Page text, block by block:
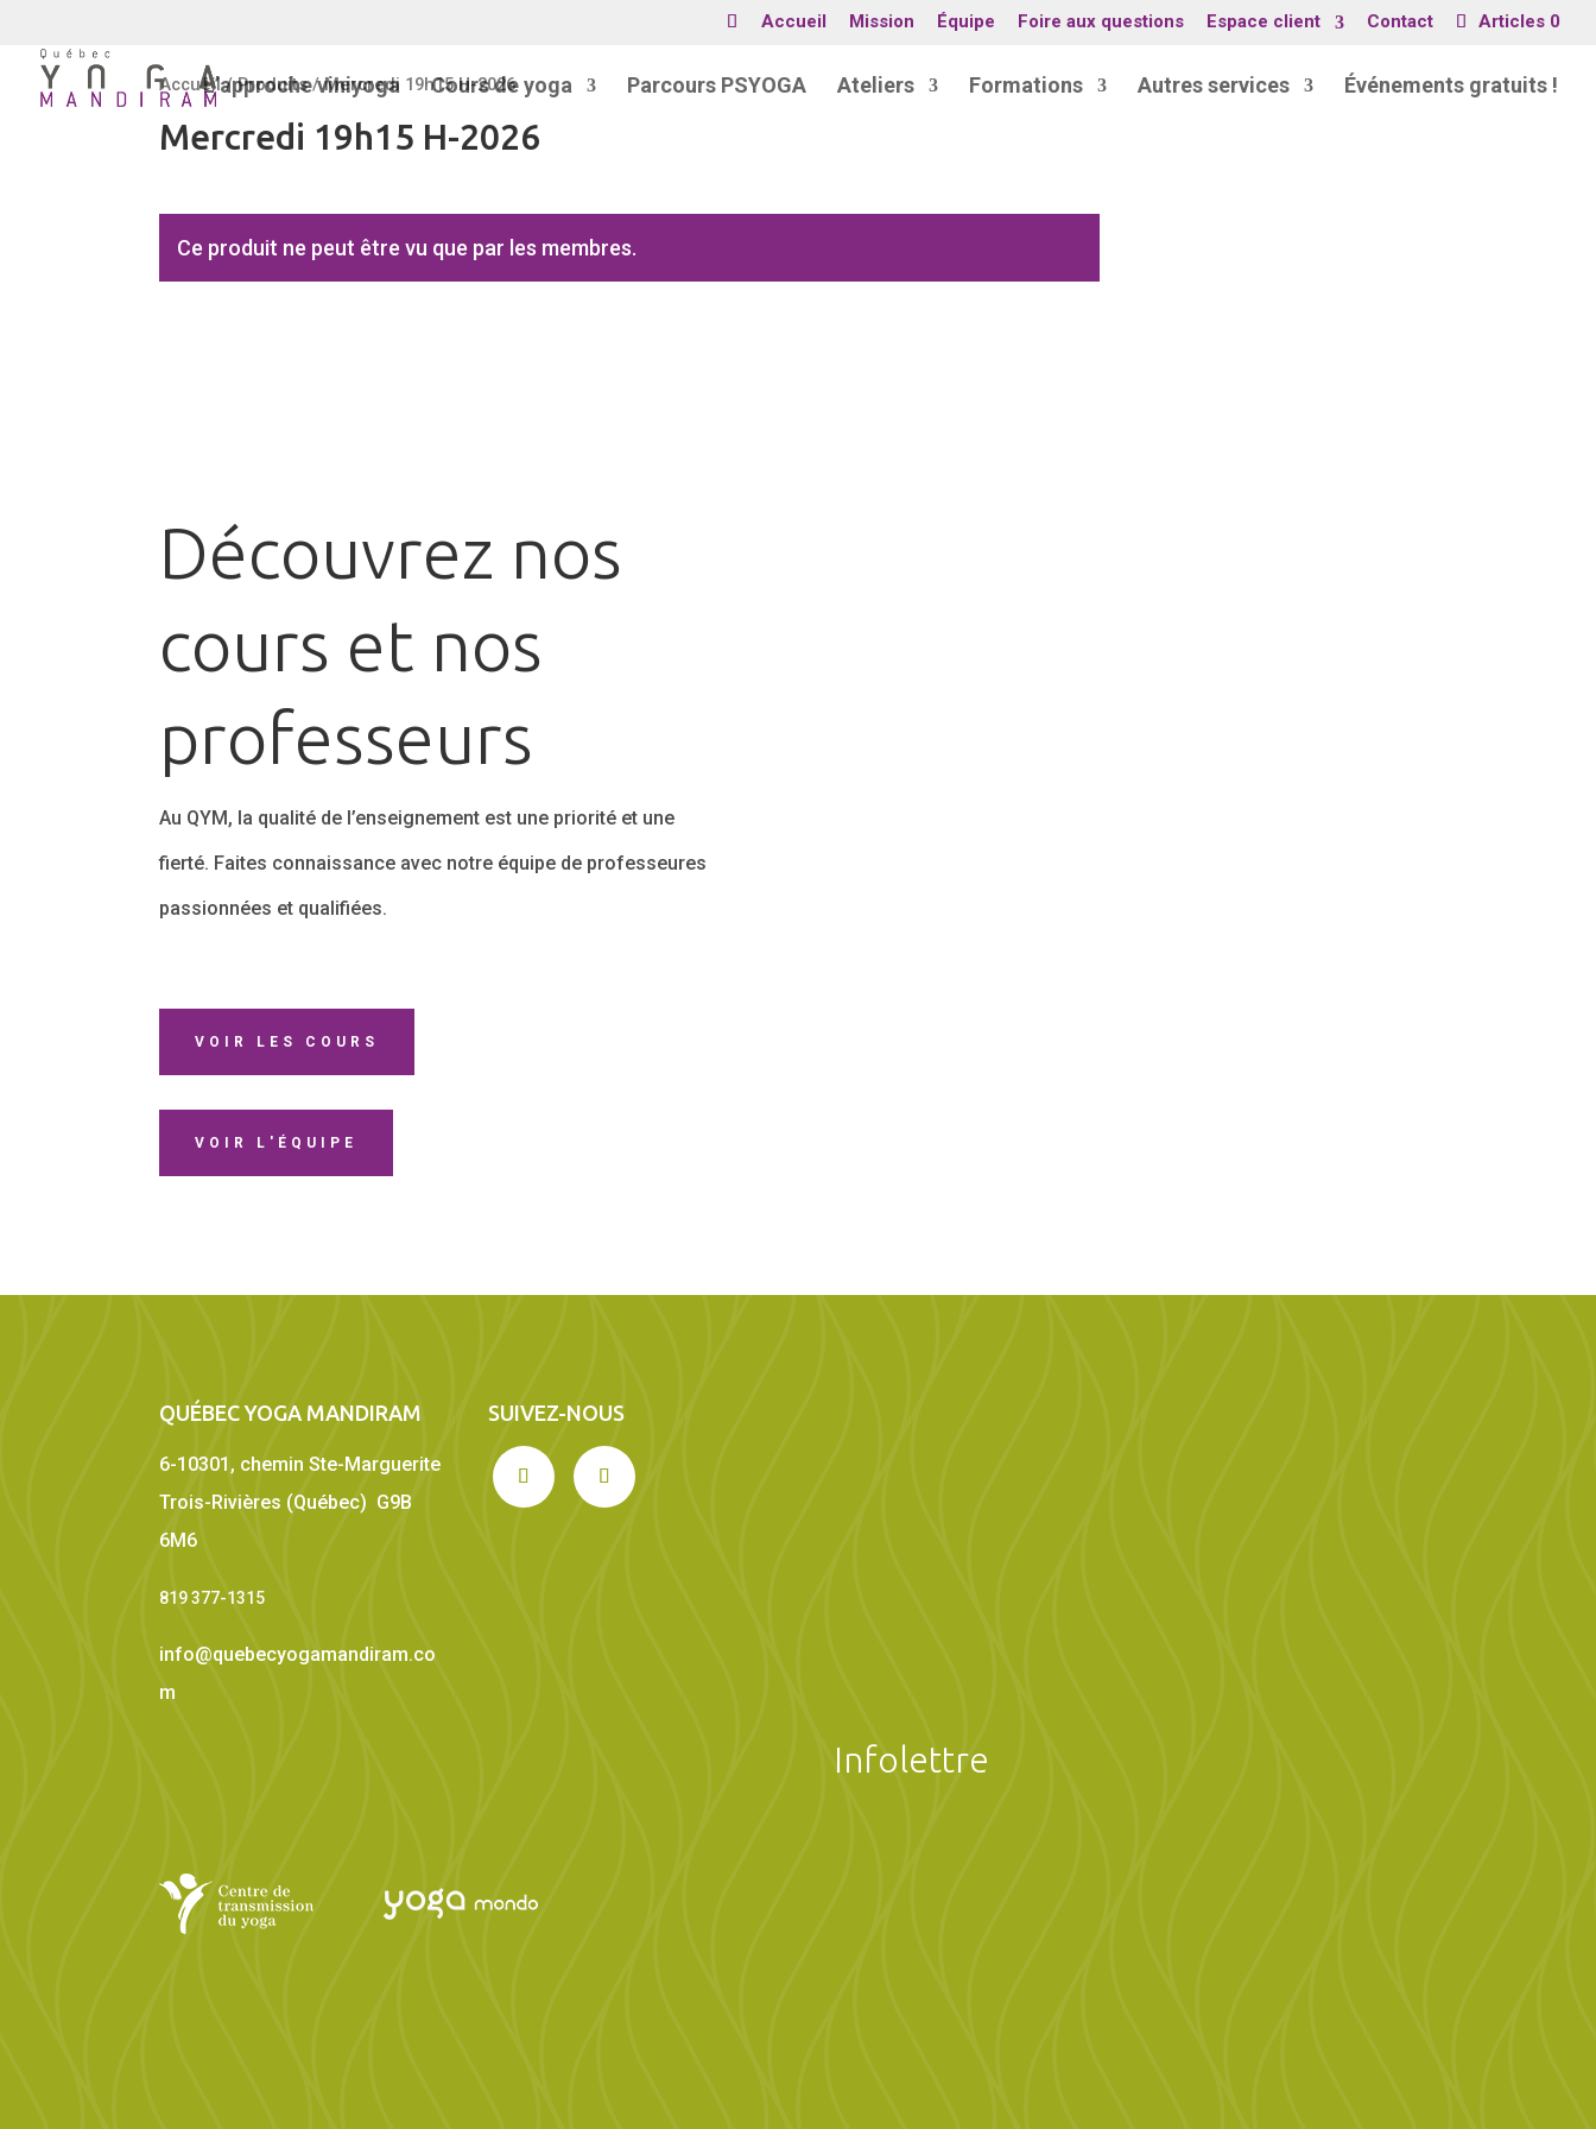
Accueil Mission Équipe Foire aux questions Espace client Contact Articles 0
L’approche viniyoga Cours de yoga Parcours PSYOGA Ateliers Formations Autres services Événements gratuits !
Accueil/Produits/ Mercredi 19h15 H-2026
Mercredi 19h15 H-2026
Ce produit ne peut être vu que par les membres.
Découvrez nos
cours et nos
professeurs
Au QYM, la qualité de l’enseignement est une priorité et une
fierté. Faites connaissance avec notre équipe de professeures
passionnées et qualifiées.
VOIR LES COURS
VOIR L'ÉQUIPE
QUÉBEC YOGA MANDIRAM
6-10301, chemin Ste-Marguerite
Trois-Rivières (Québec) G9B
6M6
819 377-1315
info@quebecyogamandiram.co
m
SUIVEZ-NOUS
Infolettre